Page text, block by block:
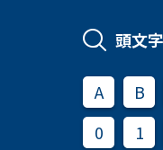
頭文
A B
0
1